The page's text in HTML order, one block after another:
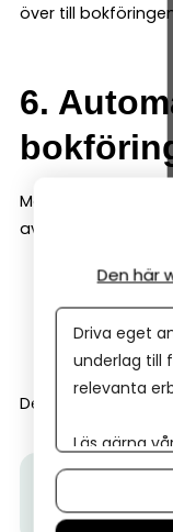
över till
6.
Moderna
av bokföringen. Till
föreslå
matcha
bokföra
Det gör arbetet
Tips från Spiris:
inspiration och
Den här
Driva eget
underlag till
relevanta
Läs gärna
Om du vill